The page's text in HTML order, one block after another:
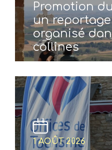
Promotion
un
organisé
collines
1 AOÛT 2026